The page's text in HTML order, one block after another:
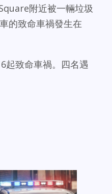
附近被一輛垃圾
的致命車禍發生在
起致命車禍。四名遇